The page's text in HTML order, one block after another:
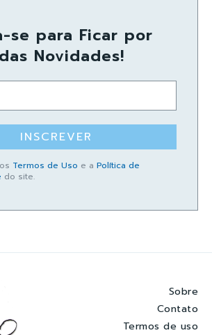
se para Ficar por
Novidades!
INSCREVER
Termos de Uso e a Política de
do site.
Sobre
Contato
Termos de uso